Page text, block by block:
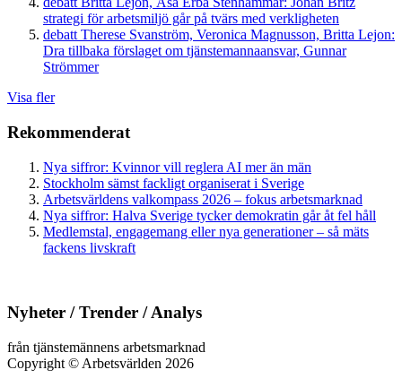
strategi för arbetsmiljö går på tvärs med verkligheten
debatt Therese Svanström, Veronica Magnusson, Britta Lejon:
Dra tillbaka förslaget om tjänstemannaansvar, Gunnar
Strömmer
Visa fler
Rekommenderat
Nya siffror: Kvinnor vill reglera AI mer än män
Stockholm sämst fackligt organiserat i Sverige
Arbetsvärldens valkompass 2026 – fokus arbetsmarknad
Nya siffror: Halva Sverige tycker demokratin går åt fel håll
Medlemstal, engagemang eller nya generationer – så mäts
fackens livskraft
Nyheter / Trender / Analys
från tjänstemännens arbetsmarknad
Copyright © Arbetsvärlden 2026